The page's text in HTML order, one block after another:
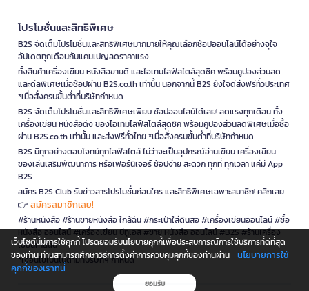
โปรโมชั่นและสิทธิพิเศษ
B2S จัดเต็มโปรโมชั่นและสิทธิพิเศษมากมายให้คุณเลือกช้อปออนไลน์ได้อย่างจุใจ
อัปเดตทุกเดือนกับแคมเปญลดราคาแรง
ทั้งสินค้าเครื่องเขียน หนังสือขายดี และไอเทมไลฟ์สไตล์สุดชิค พร้อมคูปองส่วนลด
และดีลพิเศษเมื่อช้อปผ่าน B2S.co.th เท่านั้น นอกจากนี้ B2S ยังใจดีส่งฟรีทั่วประเทศ
*เมื่อสั่งครบขั้นต่ำที่บริษัทกำหนด
B2S จัดเต็มโปรโมชั่นและสิทธิพิเศษเพียบ ช้อปออนไลน์ได้เลย! ลดแรงทุกเดือน ทั้ง
เครื่องเขียน หนังสือดัง ของไอเทมไลฟ์สไตล์สุดชิค พร้อมคูปองส่วนลดพิเศษเมื่อซื้อ
ผ่าน B2S.co.th เท่านั้น และส่งฟรีทั่วไทย *เมื่อสั่งครบขั้นต่ำที่บริษัทกำหนด
B2S มีทุกอย่างตอบโจทย์ทุกไลฟ์สไตล์ ไม่ว่าจะเป็นอุปกรณ์อ่านเขียน เครื่องเขียน
ของเล่นเสริมพัฒนาการ หรือเฟอร์นิเจอร์ ช้อปง่าย สะดวก ทุกที่ ทุกเวลา แค่มี App
B2S
สมัคร B2S Club รับข่าวสารโปรโมชั่นก่อนใคร และสิทธิพิเศษเฉพาะสมาชิก! คลิกเลย
👉 สมัครสมาชิกเลย!
#ร้านหนังสือ #ร้านขายหนังสือ ใกล้ฉัน #กระเป๋าใส่ดินสอ #เครื่องเขียนออนไลน์ #ซื้อ
หนังสือ ออนไลน์ #เครื่องเขียน บีทูเอส #ขาย หนังสือ ออนไลน์ #B2S #ร้านเครื่อง
เขียนใกล้ฉัน
*เงื่อนไขเป็นไปตามที่บริษัทฯ กำหนด
เว็บไซต์นี้มีการใช้คุกกี้ โปรดยอมรับนโยบายคุกกี้เพื่อประสบการณ์การใช้บริการที่ดีที่สุด
ของท่าน ท่านสามารถศึกษาวิธีการตั้งค่าการควบคุมคุกกี้ของท่านผ่าน
นโยบายการใช้
คุกกี้ของเราที่นี่
ยอมรับ